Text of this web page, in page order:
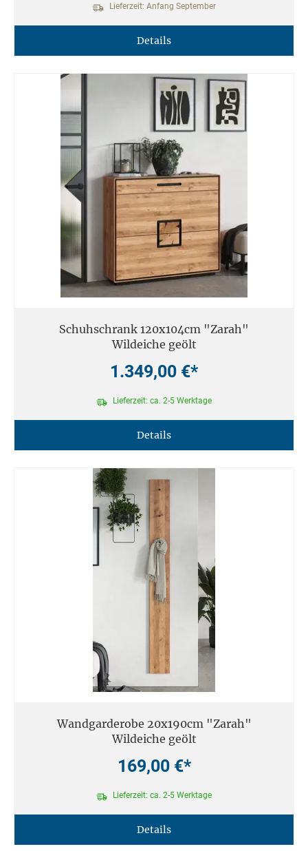
Lieferzeit: Anfang September
Details
Schuhschrank 120x104cm "Zarah"
Wildeiche geölt
1.349,00 €*
Lieferzeit: ca. 2-5 Werktage
Details
Wandgarderobe 20x190cm "Zarah"
Wildeiche geölt
169,00 €*
Lieferzeit: ca. 2-5 Werktage
Details